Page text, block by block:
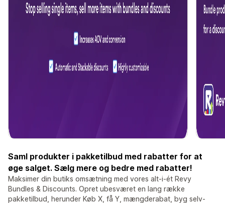
Saml produkter i pakketilbud med rabatter for at
øge salget. Sælg mere og bedre med rabatter!
Maksimer din butiks omsætning med vores alt-i-ét Revy
Bundles & Discounts. Opret ubesværet en lang række
pakketilbud, herunder Køb X, få Y, mængderabat, byg selv-